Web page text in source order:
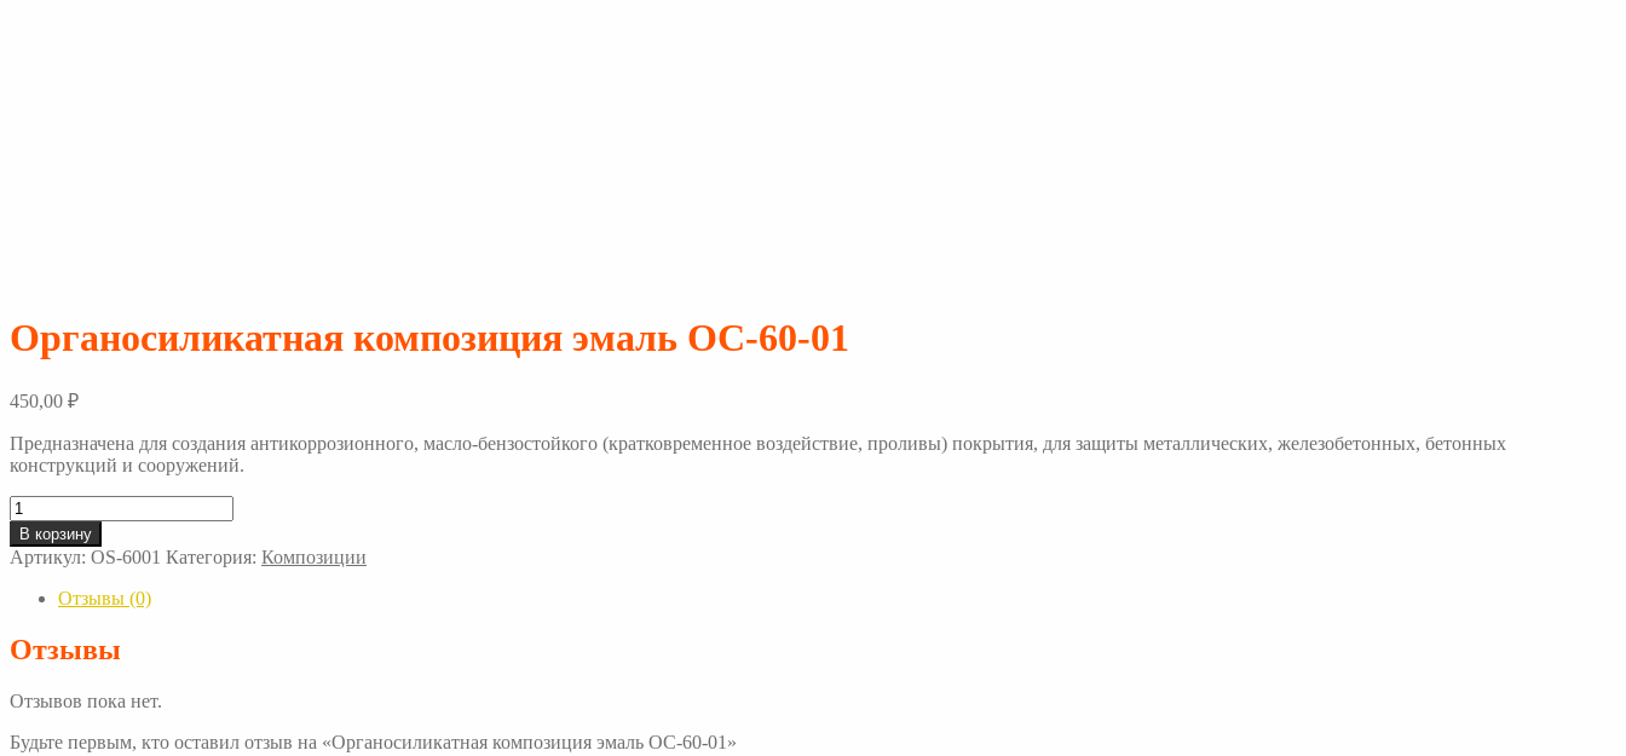
Органосиликатная композиция эмаль ОС-60-01
450,00 ₽
Предназначена для создания антикоррозионного, масло-бензостойкого (кратковременное воздействие, проливы) покрытия, для защиты металлических, железобетонных, бетонных
конструкций и сооружений.
Количество
товара
Органосиликатная
композиция
эмаль
ОС-60-
01
В корзину
Артикул: OS-6001 Категория: Композиции
Отзывы (0)
Отзывы
Отзывов пока нет.
Будьте первым, кто оставил отзыв на «Органосиликатная композиция эмаль ОС-60-01»